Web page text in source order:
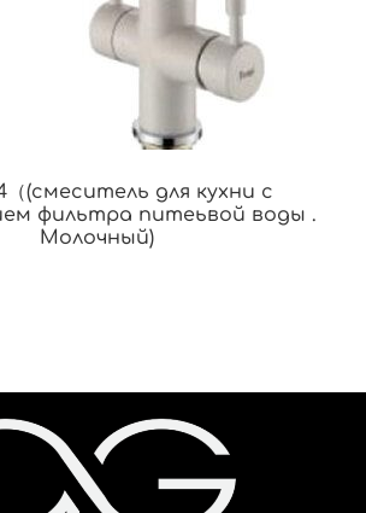
（(смеситель для кухни с
фильтра питеьвой воды .
Молочный)